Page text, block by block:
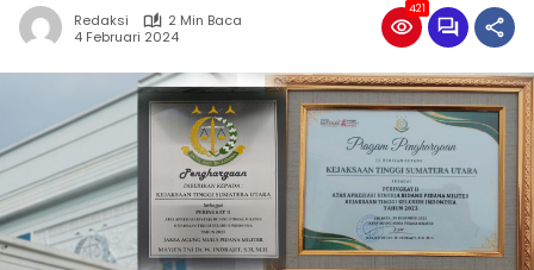
Redaksi
2 Min Baca
4 Februari 2024
421